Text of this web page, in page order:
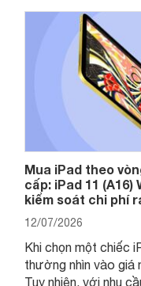
Mua iPad theo
cấp: iPad 11 (A16)
kiểm soát chi phí
12/07/2026
Khi chọn một chiếc
thường nhìn vào
Tuy nhiên, với nhu